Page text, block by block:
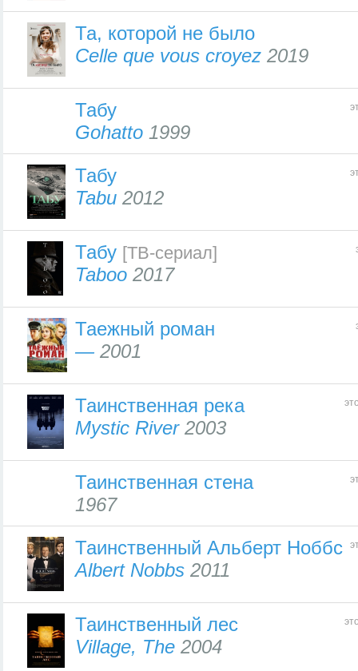
Та, которой не было
Celle que vous croyez 2019
Табу
Gohatto 1999
Табу
Tabu 2012
Табу [ТВ-сериал]
Taboo 2017
Таежный роман
— 2001
Таинственная река
Mystic River2003
Таинственная стена
1967
Таинственный Альберт Ноббс
Albert Nobbs 2011
Таинственный лес
Village, The 2004